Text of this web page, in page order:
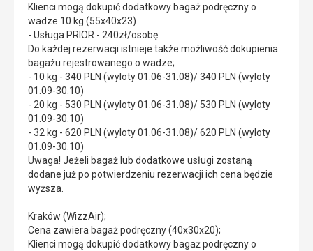
Klienci mogą dokupić dodatkowy bagaż podręczny o
wadze 10 kg (55x40x23)
- Usługa PRIOR - 240zł/osobę
Do każdej rezerwacji istnieje także możliwość dokupienia
bagażu rejestrowanego o wadze;
- 10 kg - 340 PLN (wyloty 01.06-31.08)/ 340 PLN (wyloty
01.09-30.10)
- 20 kg - 530 PLN (wyloty 01.06-31.08)/ 530 PLN (wyloty
01.09-30.10)
- 32 kg - 620 PLN (wyloty 01.06-31.08)/ 620 PLN (wyloty
01.09-30.10)
Uwaga! Jeżeli bagaż lub dodatkowe usługi zostaną
dodane już po potwierdzeniu rezerwacji ich cena będzie
wyższa.
Kraków (WizzAir);
Cena zawiera bagaż podręczny (40x30x20);
Klienci mogą dokupić dodatkowy bagaż podręczny o